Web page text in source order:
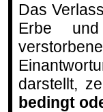
Das
Erbe und
darstellt,
bedingt